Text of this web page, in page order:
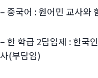
– 중국어 : 원어민 교사와
– 한 학급 2담임제 : 한국
사(부담임)